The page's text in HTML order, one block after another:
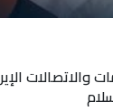
والاتصالات